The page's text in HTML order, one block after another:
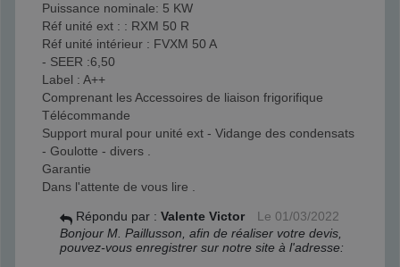
Puissance nominale: 5 KW
Réf unité ext : : RXM 50 R
Réf unité intérieur : FVXM 50 A
- SEER :6,50
Label : A++
Comprenant les Accessoires de liaison frigorifique
Télécommande
Support mural pour unité ext - Vidange des condensats
- Goulotte - divers .
Garantie
Dans l'attente de vous lire .
Répondu par : Valente Victor Le 01/03/2022
Bonjour M. Paillusson, afin de réaliser votre devis,
pouvez-vous enregistrer sur notre site à l'adresse: